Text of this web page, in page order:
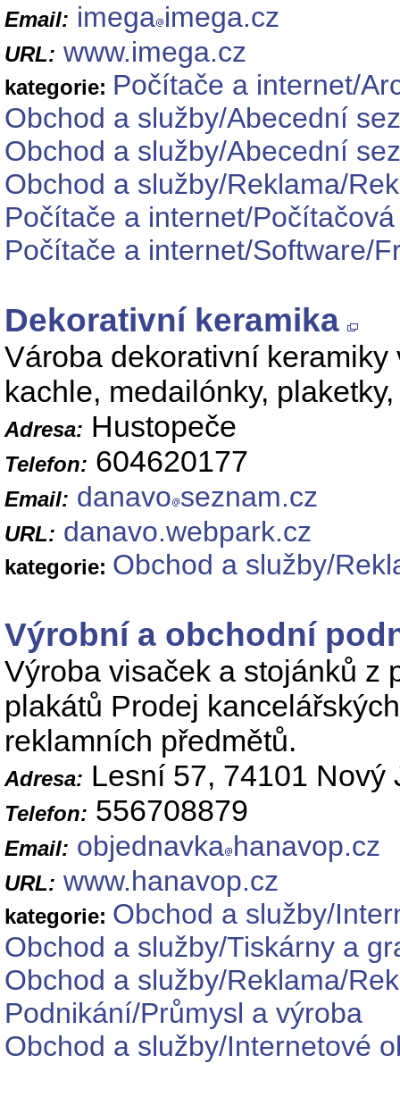
Email: imega imega.cz
URL: www.imega.cz
kategorie: Počítače a internet/
Obchod a služby/Abecední
Obchod a služby/Abecední
Obchod a služby/Reklama/
Počítače a internet/
Počítače a internet/Software/
Dekorativní keramika
Vároba dekorativní
kachle, medailónky,
Adresa: Hustopeče
Telefon: 604620177
Email: danavo seznam.cz
URL: danavo.webpark.cz
kategorie: Obchod a služby/
Výrobní a obchodní
Výroba visaček a stojánků z
plakátů Prodej
reklamních předmětů.
Adresa: Lesní 57, 74101 Nový
Telefon: 556708879
Email: objednavka hanavop.cz
URL: www.hanavop.cz
kategorie: Obchod a služby/
Obchod a služby/Tiskárny a
Obchod a služby/Reklama/
Podnikání/Průmysl a výroba
Obchod a služby/Internetové